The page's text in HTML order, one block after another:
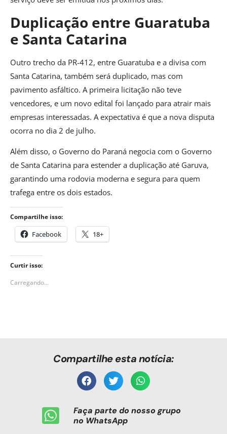
Duplicação entre Guaratuba
e Santa Catarina
Outro trecho da PR-412, entre Guaratuba e a divisa com
Santa Catarina, também será duplicado, mas com
pavimento asfáltico. A primeira licitação não teve
vencedores, e um novo edital foi lançado para atrair mais
empresas interessadas. A expectativa é que a nova disputa
ocorra no dia 2 de julho.
Além disso, o Governo do Paraná negocia com o Governo
de Santa Catarina para estender a duplicação até Garuva,
garantindo uma rodovia moderna e segura para quem
trafega entre os dois estados.
Compartilhe isso:
Facebook 18+
Curtir isso:
Carregando...
Compartilhe esta notícia:
Faça parte do nosso grupo
no WhatsApp